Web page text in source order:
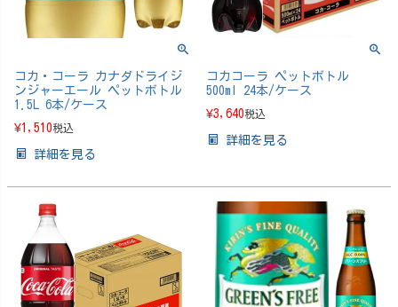
コカ・コーラ カナダドライジ
ンジャーエール ペットボトル
1.5L 6本/ケース
¥1,510税込
詳細を見る
コカコーラ ペットボトル
500ml 24本/ケース
¥3,640税込
詳細を見る